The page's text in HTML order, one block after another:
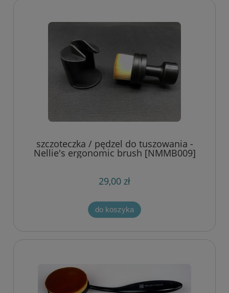
szczoteczka / pędzel do tuszowania -
Nellie's ergonomic brush [NMMB009]
29,00 zł
do koszyka